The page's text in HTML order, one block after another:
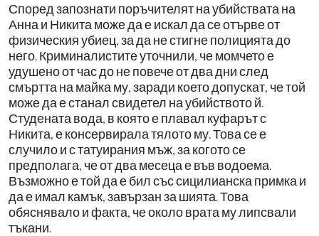
Според запознати поръчителят на убийствата на
Анна и Никита може да е искал да се отърве от
физическия убиец, за да не стигне полицията до
него. Криминалистите уточнили, че момчето е
удушено от час до не повече от два дни след
смъртта на майка му, заради което допускат, че той
може да е станал свидетел на убийството й.
Студената вода, в която е плавал куфарът с
Никита, е консервирала тялото му. Това се е
случило и с татуирания мъж, за когото се
предполага, че от два месеца е във водоема.
Възможно е той да е бил със сицилианска примка и
да е имал камък, завързан за шията. Това
обяснявало и факта, че около врата му липсвали
тъкани.